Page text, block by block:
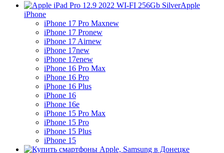
Apple
iPhone
iPhone 17 Pro Maxnew
iPhone 17 Pronew
iPhone 17 Airnew
iPhone 17new
iPhone 17enew
iPhone 16 Pro Max
iPhone 16 Pro
iPhone 16 Plus
iPhone 16
iPhone 16e
iPhone 15 Pro Max
iPhone 15 Pro
iPhone 15 Plus
iPhone 15